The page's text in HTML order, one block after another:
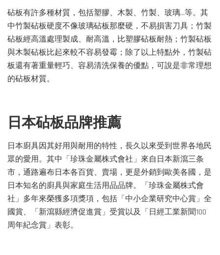
砧板有許多種材質，包括塑膠、木製、竹製、玻璃…等。其
中竹製砧板硬度不像玻璃砧板那麼硬，不易損害刀具；竹製
砧板經高溫處理製成、耐高溫，比塑膠砧板耐熱；竹製砧板
與木製砧板比起來較不容易發霉；除了以上特點外，竹製砧
板還有著重量輕巧、容易清洗保養的優點，可說是非常理想
的砧板材質。
日本砧板品牌推薦
日本廚具因其好用與耐用的特性，長久以來受到世界各地民
眾的愛用。其中「珍珠金屬株式會社」來自日本新瀉三条
市，通路遍布日本各百貨、賣場，更是外銷到歐美各國，是
日本知名的廚具與家庭生活用品品牌。「珍珠金屬株式會
社」多年來榮獲多項獎項，包括「中小企業研究中心賞」全
國賞、「新瀉縣經濟促進賞」受賞以及「日經工業新聞100
周年紀念賞」表彰。